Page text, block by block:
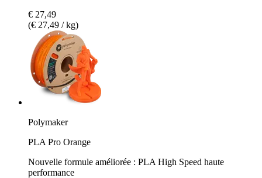
€ 27,49
(€ 27,49 / kg)
Polymaker
PLA Pro Orange
Nouvelle formule améliorée : PLA High Speed haute
performance